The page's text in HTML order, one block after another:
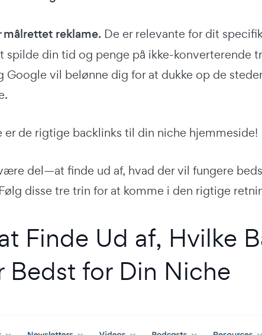
målrettet reklame. De er relevante for dit
spilde din tid og penge på ikke-konverterende
Google vil belønne dig for at dukke op de
er de rigtige backlinks til din niche hjemmeside!
del—at finde ud af, hvad der vil fungere
disse tre trin for at komme i den rigtige
Finde Ud af, Hvilke
Bedst for Din Niche